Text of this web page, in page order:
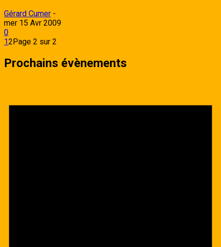
Gérard Cumer -
mer 15 Avr 2009
0
12Page 2 sur 2
Prochains évènements